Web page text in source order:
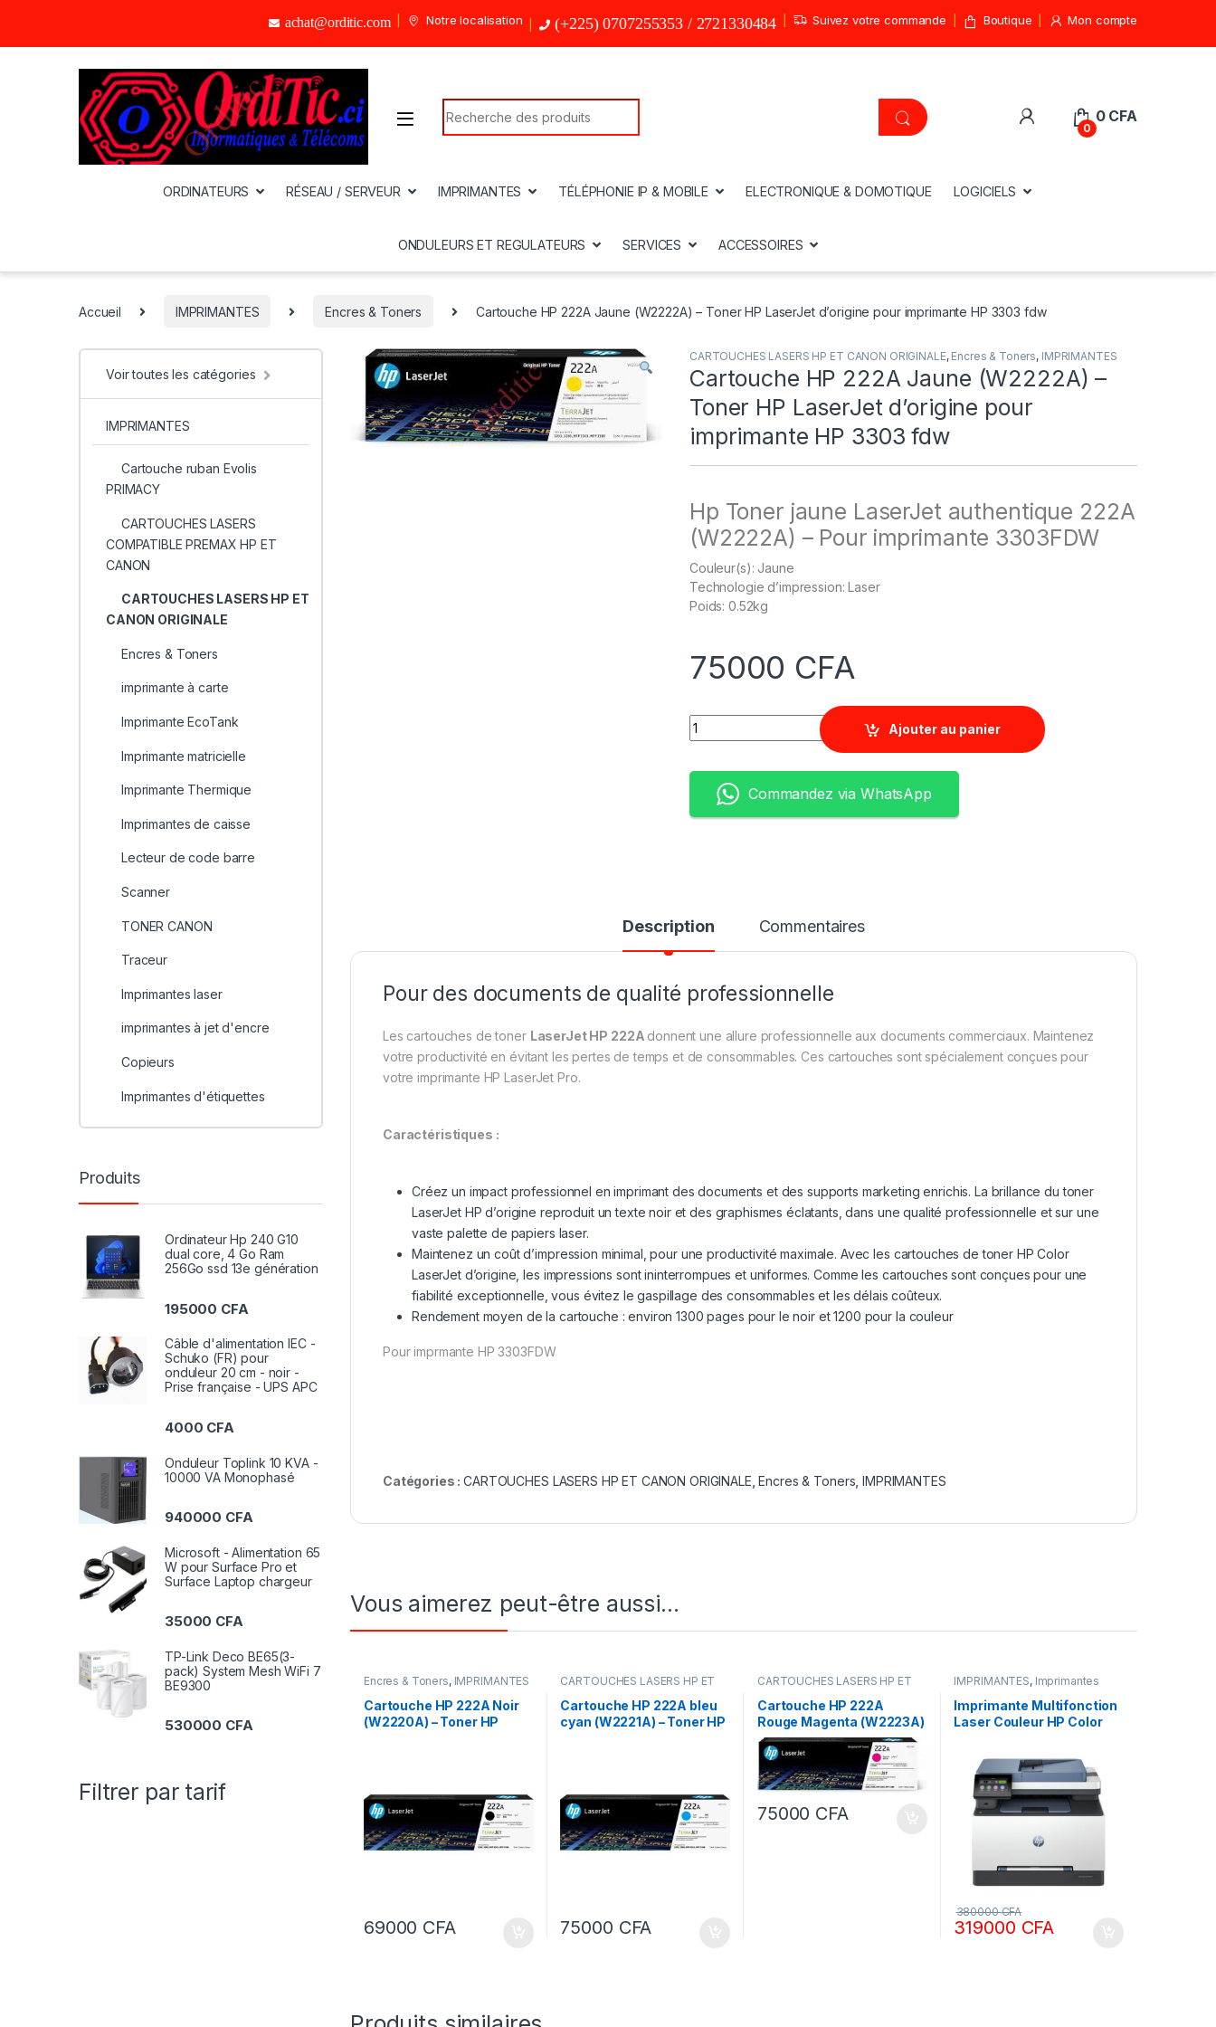
achat@orditic.com Notre localisation (+225) 0707255353 / 2721330484 Suivez votre commande Boutique Mon compte
Search for:
0
0 CFA
ORDINATEURS RÉSEAU / SERVEUR IMPRIMANTES TÉLÉPHONIE IP & MOBILE ELECTRONIQUE & DOMOTIQUE LOGICIELS
ONDULEURS ET REGULATEURS SERVICES ACCESSOIRES
Accueil IMPRIMANTES Encres & Toners Cartouche HP 222A Jaune (W2222A) – Toner HP LaserJet d’origine pour imprimante HP 3303 fdw
CARTOUCHES LASERS HP ET CANON ORIGINALE, Encres & Toners, IMPRIMANTES
Cartouche HP 222A Jaune (W2222A) –
Toner HP LaserJet d’origine pour
imprimante HP 3303 fdw
Hp Toner jaune LaserJet authentique 222A
(W2222A) – Pour imprimante 3303FDW
Couleur(s): Jaune
Technologie d’impression: Laser
Poids: 0.52kg
75000 CFA
Quantity
Ajouter au panier
Commandez via WhatsApp
Description Commentaires
Pour des documents de qualité professionnelle
Les cartouches de toner LaserJet HP 222A donnent une allure professionnelle aux documents commerciaux. Maintenez
votre productivité en évitant les pertes de temps et de consommables. Ces cartouches sont spécialement conçues pour
votre imprimante HP LaserJet Pro.
Caractéristiques :
Créez un impact professionnel en imprimant des documents et des supports marketing enrichis. La brillance du toner
LaserJet HP d’origine reproduit un texte noir et des graphismes éclatants, dans une qualité professionnelle et sur une
vaste palette de papiers laser.
Maintenez un coût d’impression minimal, pour une productivité maximale. Avec les cartouches de toner HP Color
LaserJet d’origine, les impressions sont ininterrompues et uniformes. Comme les cartouches sont conçues pour une
fiabilité exceptionnelle, vous évitez le gaspillage des consommables et les délais coûteux.
Rendement moyen de la cartouche : environ 1300 pages pour le noir et 1200 pour la couleur
Pour imprmante HP 3303FDW
Catégories :CARTOUCHES LASERS HP ET CANON ORIGINALE ,Encres & Toners ,IMPRIMANTES
Vous aimerez peut-être aussi…
Encres & Toners, IMPRIMANTES
Cartouche HP 222A Noir
(W2220A) – Toner HP
69000 CFA
CARTOUCHES LASERS HP ET
Toners,IMPRIMANTES
Cartouche HP 222A bleu
cyan (W2221A) – Toner HP
75000 CFA
CARTOUCHES LASERS HP ET
Toners,IMPRIMANTES
Cartouche HP 222A
Rouge Magenta (W2223A)
– Toner HP LaserJet
d’origine pour imprimante
HP 3303 fdw
75000 CFA
IMPRIMANTES, Imprimantes
Imprimante Multifonction
Laser Couleur HP Color
319000 CFA
380000CFA
Voir toutes les catégories
IMPRIMANTES
Cartouche ruban Evolis
PRIMACY
CARTOUCHES LASERS
COMPATIBLE PREMAX HP ET
CANON
CARTOUCHES LASERS HP ET
CANON ORIGINALE
Encres & Toners
imprimante à carte
Imprimante EcoTank
Imprimante matricielle
Imprimante Thermique
Imprimantes de caisse
Lecteur de code barre
Scanner
TONER CANON
Traceur
Imprimantes laser
imprimantes à jet d'encre
Copieurs
Imprimantes d'étiquettes
Produits
Ordinateur Hp 240 G10
dual core, 4 Go Ram
256Go ssd 13e génération
195000 CFA
Câble d'alimentation IEC -
Schuko (FR) pour
onduleur 20 cm - noir -
Prise française - UPS APC
4000 CFA
Onduleur Toplink 10 KVA -
10000 VA Monophasé
940000 CFA
Microsoft - Alimentation 65
W pour Surface Pro et
Surface Laptop chargeur
35000 CFA
TP-Link Deco BE65(3-
pack) System Mesh WiFi 7
BE9300
530000 CFA
Filtrer par tarif